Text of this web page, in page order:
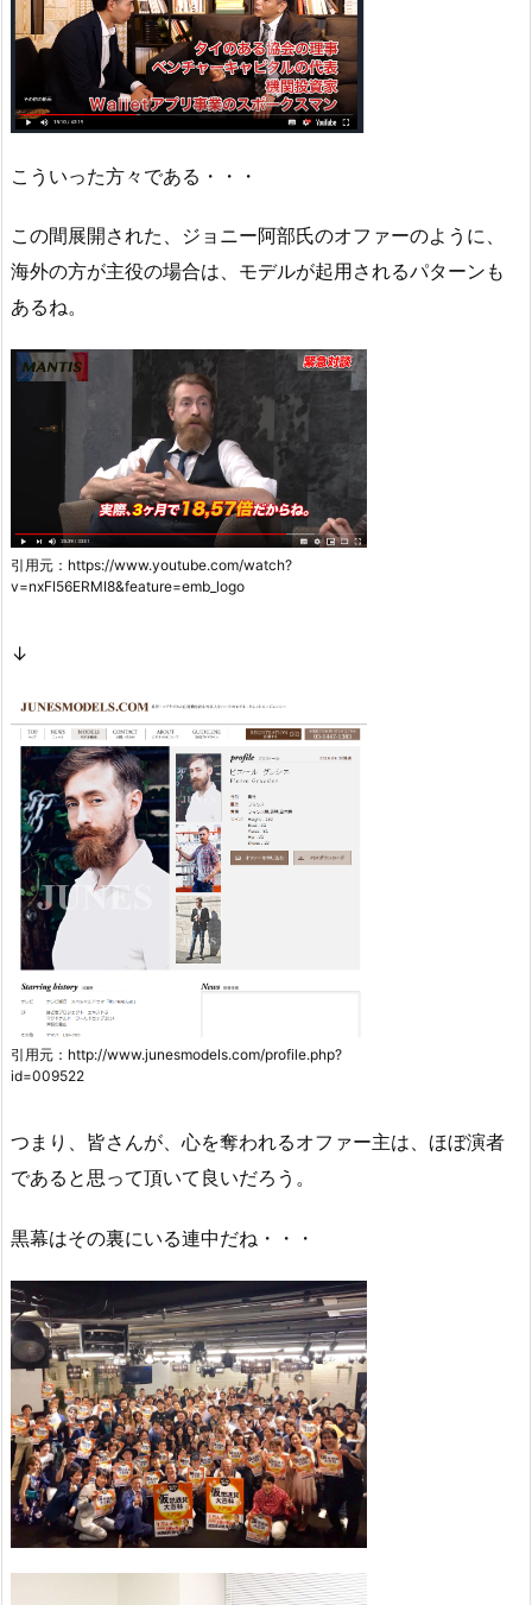
こういった方々である・・・
この間展開された、ジョニー阿部氏のオファーのように、
海外の方が主役の場合は、モデルが起用されるパターンも
あるね。
引用元：https://www.youtube.com/watch?
v=nxFI56ERMI8&feature=emb_logo
↓
引用元：http://www.junesmodels.com/profile.php?
id=009522
つまり、皆さんが、心を奪われるオファー主は、ほぼ演者
であると思って頂いて良いだろう。
黒幕はその裏にいる連中だね・・・